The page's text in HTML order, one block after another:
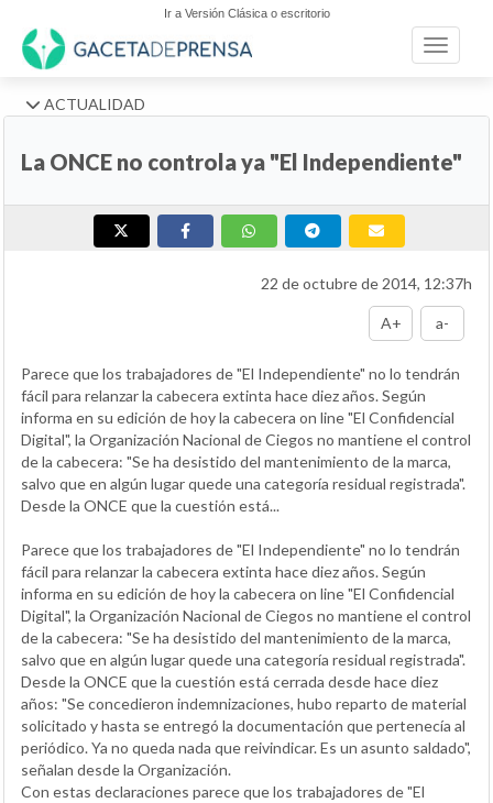
Ir a Versión Clásica o escritorio
Toggle
ACTUALIDAD
La ONCE no controla ya "El Independiente"
22 de octubre de 2014, 12:37h
A+ a-
Parece que los trabajadores de "El Independiente" no lo tendrán
fácil para relanzar la cabecera extinta hace diez años. Según
informa en su edición de hoy la cabecera on line "El Confidencial
Digital", la Organización Nacional de Ciegos no mantiene el control
de la cabecera: "Se ha desistido del mantenimiento de la marca,
salvo que en algún lugar quede una categoría residual registrada".
Desde la ONCE que la cuestión está...
Parece que los trabajadores de "El Independiente" no lo tendrán
fácil para relanzar la cabecera extinta hace diez años. Según
informa en su edición de hoy la cabecera on line "El Confidencial
Digital", la Organización Nacional de Ciegos no mantiene el control
de la cabecera: "Se ha desistido del mantenimiento de la marca,
salvo que en algún lugar quede una categoría residual registrada".
Desde la ONCE que la cuestión está cerrada desde hace diez
años: "Se concedieron indemnizaciones, hubo reparto de material
solicitado y hasta se entregó la documentación que pertenecía al
periódico. Ya no queda nada que reivindicar. Es un asunto saldado",
señalan desde la Organización.
Con estas declaraciones parece que los trabajadores de "El